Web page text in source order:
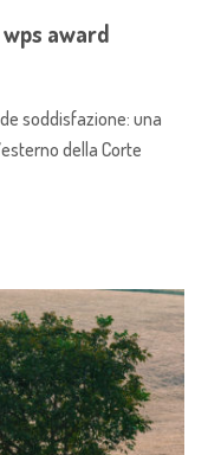
award
soddisfazione: una
della Corte